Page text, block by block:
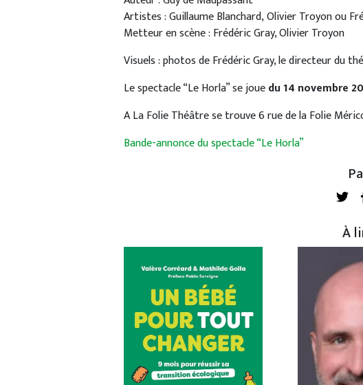
Artistes : Guillaume Blanchard, Olivier Troyon ou
Metteur en scène : Frédéric Gray, Olivier Troyon
Visuels : photos de Frédéric Gray, le directeur du
Le spectacle “Le Horla” se jouedu 14 novembre
A La Folie Théâtre se trouve 6 rue de la Folie
Bande-annonce du spectacle “Le Horla”
À